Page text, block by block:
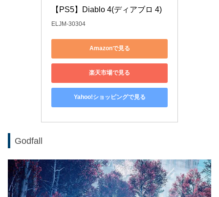
【PS5】Diablo 4(ディアブロ 4)
ELJM-30304
Amazonで見る
楽天市場で見る
Yahoo!ショッピングで見る
Godfall